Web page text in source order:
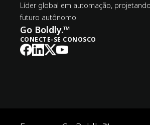
Líder global em automação,
futuro autônomo.
Go Boldly.™
CONECTE-SE CONOSCO